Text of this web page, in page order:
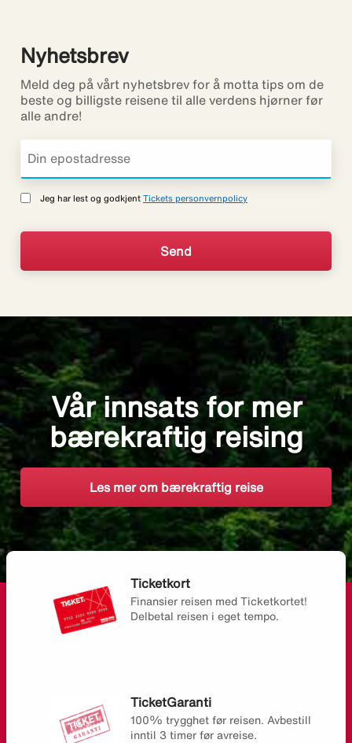
Nyhetsbrev
Meld deg på vårt nyhetsbrev for å motta tips om de
beste og billigste reisene til alle verdens hjørner før
alle andre!
Jeg har lest og godkjent Tickets personvernpolicy
Vår innsats for mer
bærekraftig reising
Les mer om bærekraftig reise
Ticketkort
Finansier reisen med Ticketkortet!
Delbetal reisen i eget tempo.
TicketGaranti
100% trygghet før reisen. Avbestill
inntil 3 timer før avreise.